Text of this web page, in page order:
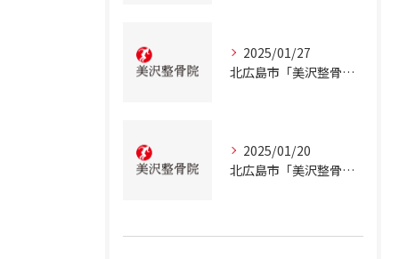
2025/01/27
北広島市「美沢整骨院」が解説！慢性的な低血糖について
2025/01/20
北広島市「美沢整骨院」が解説！テアニンの効果について